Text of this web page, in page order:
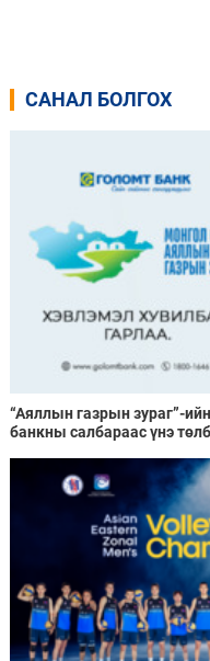
САНАЛ БОЛГОХ
“Аяллын газрын зураг”-
банкны салбараас үнэ